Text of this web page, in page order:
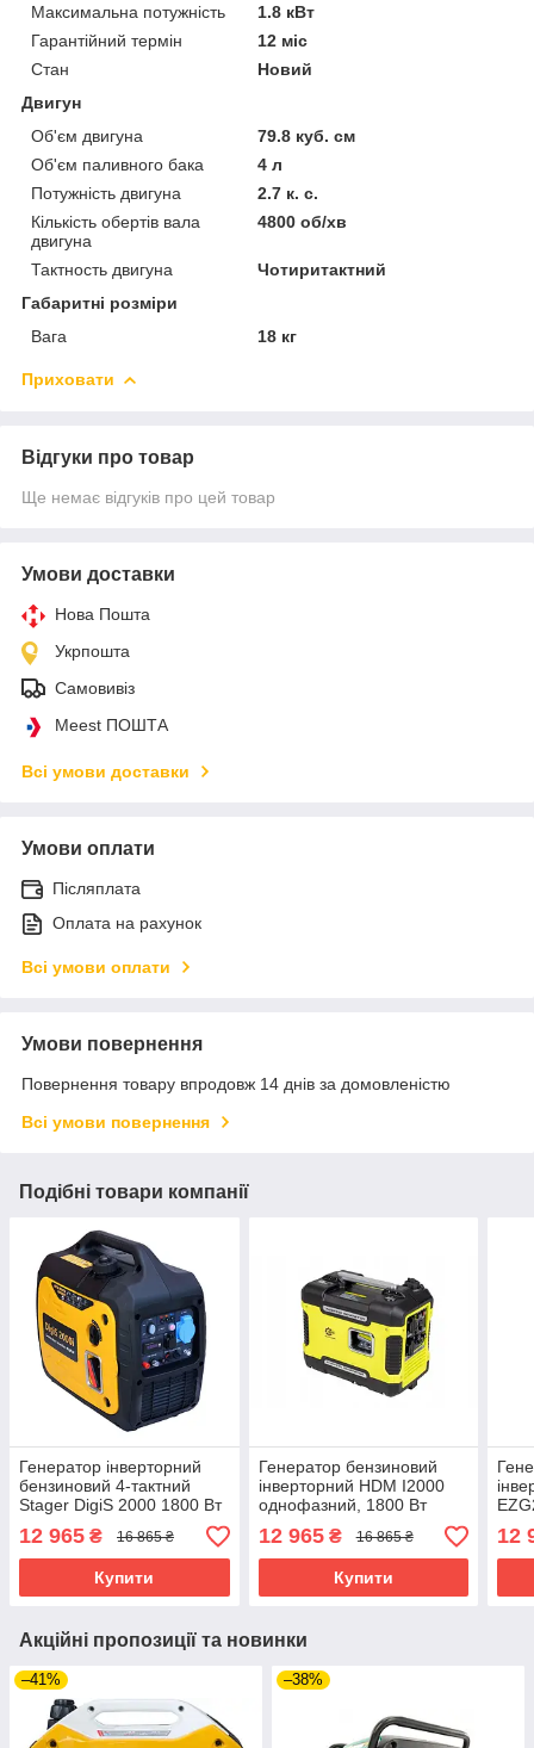
Максимальна потужність
1.8 кВт
Гарантійний термін
12 міс
Стан
Новий
Двигун
Об'єм двигуна
79.8 куб. см
Об'єм паливного бака
4 л
Потужність двигуна
2.7 к. с.
Кількість обертів вала
двигуна
4800 об/хв
Тактность двигуна
Чотиритактний
Габаритні розміри
Вага
18 кг
Приховати
Відгуки про товар
Ще немає відгуків про цей товар
Умови доставки
Нова Пошта
Укрпошта
Самовивіз
Meest ПОШТА
Всі умови доставки
Умови оплати
Післяплата
Оплата на рахунок
Всі умови оплати
Умови повернення
Повернення товару впродовж 14 днів за домовленістю
Всі умови повернення
Подібні товари компанії
Генератор інверторний
бензиновий 4-тактний
Stager DigiS 2000 1800 Вт
12 965 ₴ 16 865 ₴
Купити
Генератор бензиновий
інверторний HDM I2000
однофазний, 1800 Вт
12 965₴ 16 865 ₴
Купити
12
Акційні пропозиції та новинки
–41% –38%